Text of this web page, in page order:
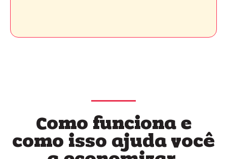
Como funciona e
como isso ajuda você